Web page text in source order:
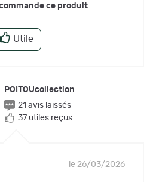
ce produit
Utile
POITOUcollection
21 avis laissés
37 utiles reçus
le 26/03/2026